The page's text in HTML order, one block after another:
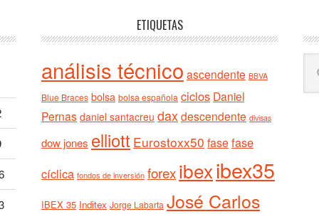
ETIQUETAS
análisis técnico ascendente BBVA
Blue Braces bolsa bolsa española ciclos Daniel
Pernas daniel santacreu daxdescendente divisas
dow jones elliott Eurostoxx50 fasefase
cíclica fondos de inversión forexibexibex35
IBEX 35 Inditex Jorge Labarta José Carlos